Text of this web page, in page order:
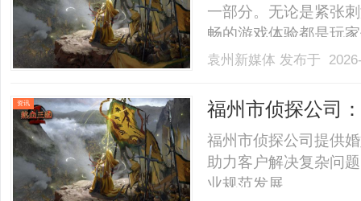
一部分。无论是紧张
畅的游戏体验都是玩
游戏体验的“绊脚石”
计算节点的出现，为
袁州新媒体 发布于
资讯 福州市侦探公司
福州市侦探公司提供
助力客户解决复杂问
业规范发展。......